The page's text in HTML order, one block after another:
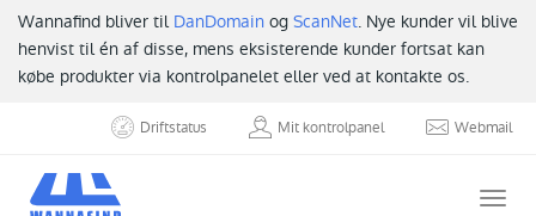
Wannafind bliver til DanDomain og ScanNet. Nye kunder vil blive
henvist til én af disse, mens eksisterende kunder fortsat kan
købe produkter via kontrolpanelet eller ved at kontakte os.
Driftstatus Mit kontrolpanel Webmail